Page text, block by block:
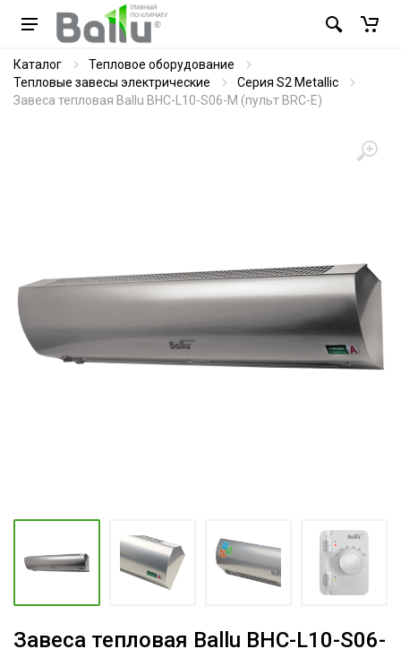
Каталог
Тепловое оборудование
Тепловые завесы электрические
Серия S2 Metallic
Завеса тепловая Ballu BHC-L10-S06-M (пульт BRC-E)
Завеса тепловая Ballu BHC-L10-S06-